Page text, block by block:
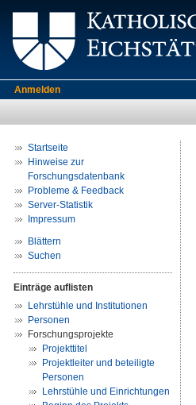
Anmelden
Startseite
Hinweise zur
Forschungsdatenbank
Probleme & Feedback
Server-Statistik
Impressum
Blättern
Suchen
Einträge auflisten
Lehrstühle und Institutionen
Personen
Forschungsprojekte
Projekttitel
Projektleiter und beteiligte
Personen
Lehrstühle und Einrichtungen